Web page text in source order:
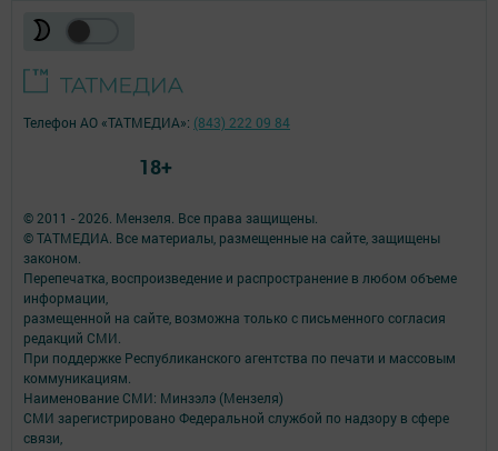
© 2011 - 2026. Мензеля. Все права защищены.
© ТАТМЕДИА. Все материалы, размещенные на сайте, защищены
законом.
Перепечатка, воспроизведение и распространение в любом объеме
информации,
размещенной на сайте, возможна только с письменного согласия
редакций СМИ.
При поддержке Республиканского агентства по печати и массовым
коммуникациям.
Наименование СМИ: Минзэлэ (Мензеля)
СМИ зарегистрировано Федеральной службой по надзору в сфере
связи,
Телефон АО «ТАТМЕДИА»: (843) 222 09 84
18+